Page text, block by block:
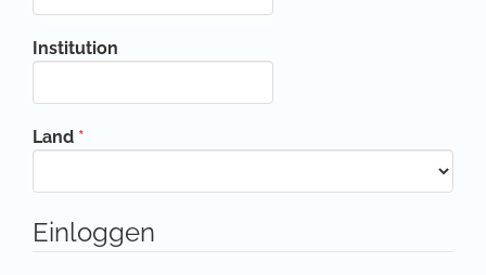
Institution
Land *
Einloggen